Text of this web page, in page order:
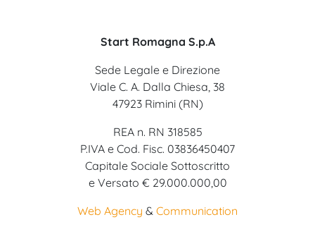
Start Romagna S.p.A
Sede Legale e Direzione
Viale C. A. Dalla Chiesa, 38
47923 Rimini (RN)
REA n. RN 318585
P.IVA e Cod. Fisc. 03836450407
Capitale Sociale Sottoscritto
e Versato € 29.000.000,00
Web Agency & Communication